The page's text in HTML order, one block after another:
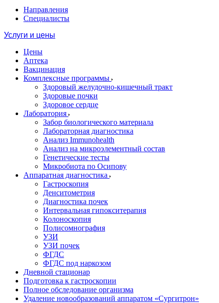
Направления
Специалисты
Услуги и цены
Цены
Аптека
Вакцинация
Комплексные программы
Здоровый желудочно-кишечный тракт
Здоровые почки
Здоровое сердце
Лаборатория
Забор биологического материала
Лабораторная диагностика
Анализ Immunohealth
Анализ на микроэлементный состав
Генетические тесты
Микробиота по Осипову
Аппаратная диагностика
Гастроскопия
Денситометрия
Диагностика почек
Интервальная гипокситерапия
Колоноскопия
Полисомнография
УЗИ
УЗИ почек
ФГДС
ФГДС под наркозом
Дневной стационар
Подготовка к гастроскопии
Полное обследование организма
Удаление новообразований аппаратом «Сургитрон»‎